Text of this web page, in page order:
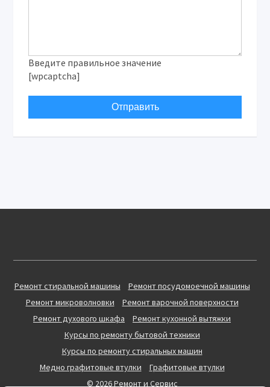
Введите правильное значение
[wpcaptcha]
Ремонт стиральной машины
Ремонт посудомоечной машины
Ремонт микроволновки
Ремонт варочной поверхности
Ремонт духового шкафа
Ремонт кухонной вытяжки
Курсы по ремонту бытовой техники
Курсы по ремонту стиральных машин
Медно графитовые втулки
Графитовые втулки
© 2026 Ремонт и Сервис